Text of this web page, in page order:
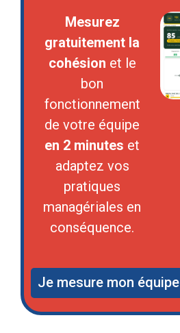
Mesurez
gratuitement la
cohésion et le
bon
fonctionnement
de votre équipe
en 2 minutes et
adaptez vos
pratiques
managériales en
conséquence.
Je mesure mon équipe